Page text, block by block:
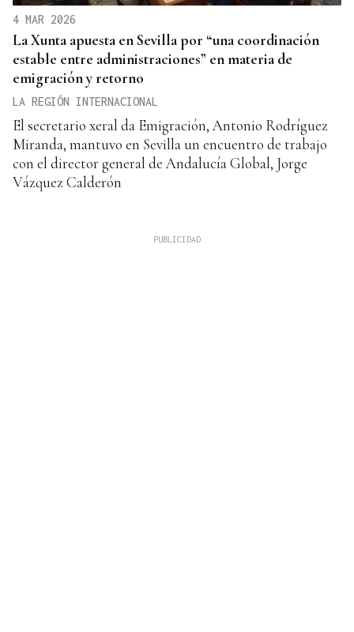
4 MAR 2026
La Xunta apuesta en Sevilla por “una coordinación
estable entre administraciones” en materia de
emigración y retorno
LA REGIÓN INTERNACIONAL
El secretario xeral da Emigración, Antonio Rodríguez
Miranda, mantuvo en Sevilla un encuentro de trabajo
con el director general de Andalucía Global, Jorge
Vázquez Calderón